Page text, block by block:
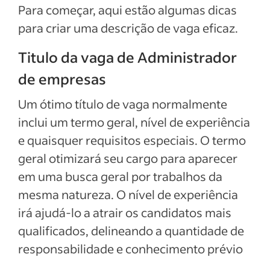
Ver mais
Para começar, aqui estão algumas dicas
para criar uma descrição de vaga eficaz.
Titulo da vaga de Administrador
de empresas
Um ótimo título de vaga normalmente
inclui um termo geral, nível de experiência
e quaisquer requisitos especiais. O termo
geral otimizará seu cargo para aparecer
em uma busca geral por trabalhos da
mesma natureza. O nível de experiência
irá ajudá-lo a atrair os candidatos mais
qualificados, delineando a quantidade de
responsabilidade e conhecimento prévio